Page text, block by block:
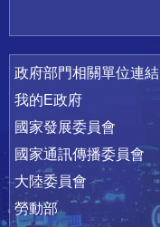
政府部門相關單位連結
我的E政府
國家發展委員會
國家通訊傳播委員會
大陸委員會
勞動部